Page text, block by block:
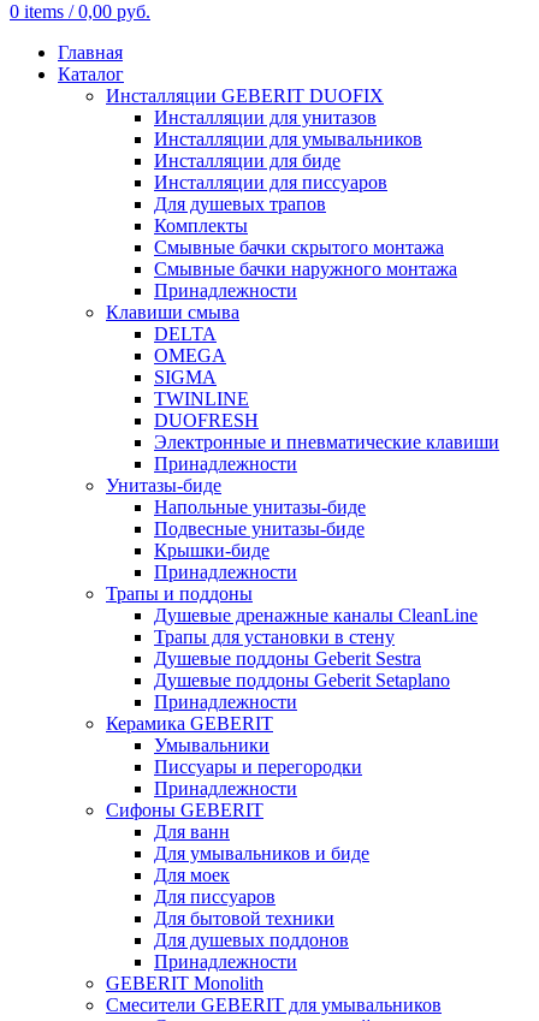
0 items / 0,00 руб.
Главная
Каталог
Инсталляции GEBERIT DUOFIX
Инсталляции для унитазов
Инсталляции для умывальников
Инсталляции для биде
Инсталляции для писсуаров
Для душевых трапов
Комплекты
Смывные бачки скрытого монтажа
Смывные бачки наружного монтажа
Принадлежности
Клавиши смыва
DELTA
OMEGA
SIGMA
TWINLINE
DUOFRESH
Электронные и пневматические клавиши
Принадлежности
Унитазы-биде
Напольные унитазы-биде
Подвесные унитазы-биде
Крышки-биде
Принадлежности
Трапы и поддоны
Душевые дренажные каналы CleanLine
Трапы для установки в стену
Душевые поддоны Geberit Sestra
Душевые поддоны Geberit Setaplano
Принадлежности
Керамика GEBERIT
Умывальники
Писсуары и перегородки
Принадлежности
Сифоны GEBERIT
Для ванн
Для умывальников и биде
Для моек
Для писсуаров
Для бытовой техники
Для душевых поддонов
Принадлежности
GEBERIT Monolith
Смесители GEBERIT для умывальников